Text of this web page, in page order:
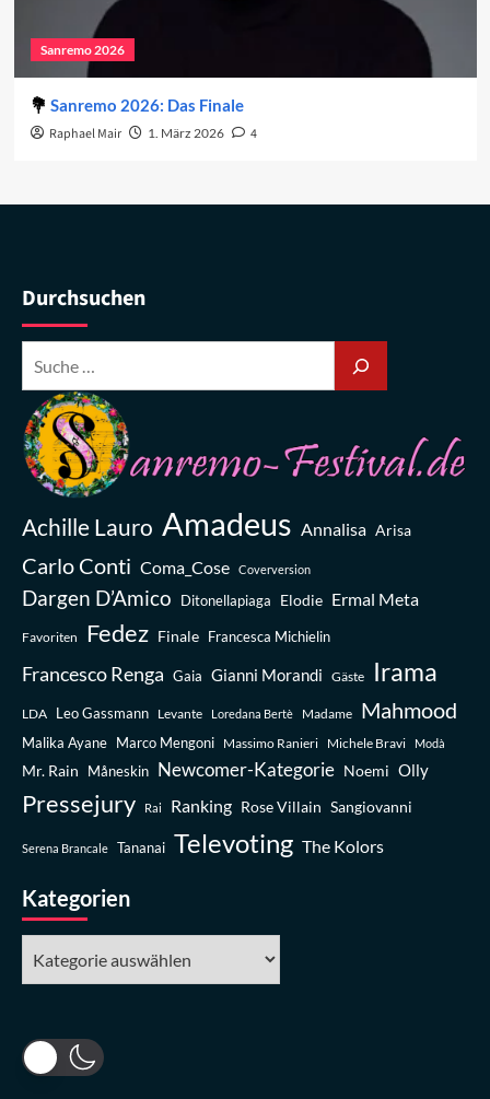
Sanremo 2026
Sanremo 2026: Das Finale
Raphael Mair 1. März 2026 4
Durchsuchen
Achille Lauro Amadeus Annalisa Arisa
Carlo Conti Coma_Cose Coverversion
Dargen D’Amico Ditonellapiaga Elodie Ermal Meta
Favoriten Fedez Finale Francesca Michielin
Francesco Renga Gaia Gianni Morandi Gäste Irama
LDA Leo Gassmann Levante Loredana Bertè Madame Mahmood
Malika Ayane Marco Mengoni Massimo Ranieri Michele Bravi Modà
Mr. Rain Måneskin Newcomer-Kategorie Noemi Olly
Pressejury Rai Ranking Rose Villain Sangiovanni
Serena Brancale Tananai Televoting The Kolors
Kategorien